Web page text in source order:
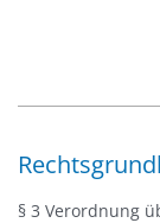
§ 3 Verordnung